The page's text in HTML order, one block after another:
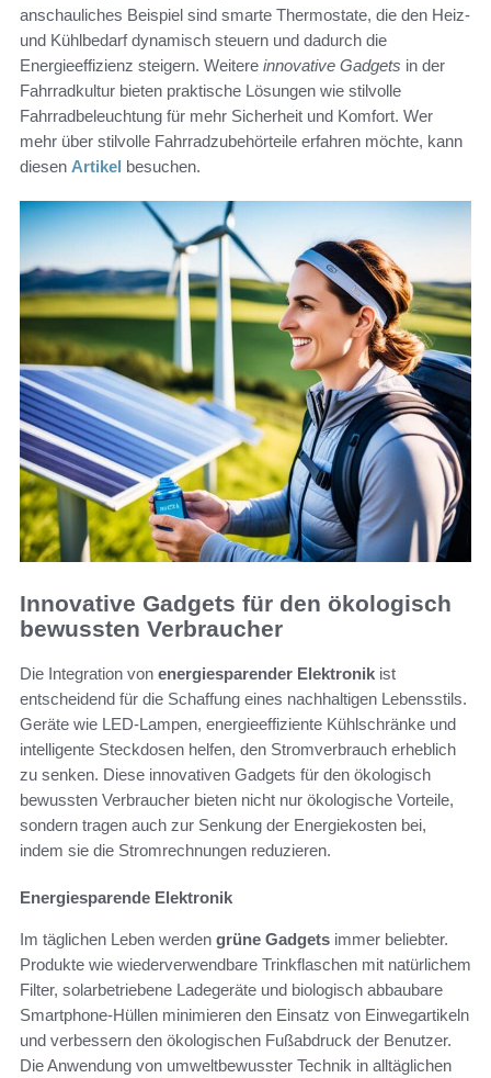
anschauliches Beispiel sind smarte Thermostate, die den Heiz-
und Kühlbedarf dynamisch steuern und dadurch die
Energieeffizienz steigern. Weitere innovative Gadgets in der
Fahrradkultur bieten praktische Lösungen wie stilvolle
Fahrradbeleuchtung für mehr Sicherheit und Komfort. Wer
mehr über stilvolle Fahrradzubehörteile erfahren möchte, kann
diesen Artikel besuchen.
Innovative Gadgets für den ökologisch
bewussten Verbraucher
Die Integration von energiesparender Elektronik ist
entscheidend für die Schaffung eines nachhaltigen Lebensstils.
Geräte wie LED-Lampen, energieeffiziente Kühlschränke und
intelligente Steckdosen helfen, den Stromverbrauch erheblich
zu senken. Diese innovativen Gadgets für den ökologisch
bewussten Verbraucher bieten nicht nur ökologische Vorteile,
sondern tragen auch zur Senkung der Energiekosten bei,
indem sie die Stromrechnungen reduzieren.
Energiesparende Elektronik
Im täglichen Leben werden grüne Gadgets immer beliebter.
Produkte wie wiederverwendbare Trinkflaschen mit natürlichem
Filter, solarbetriebene Ladegeräte und biologisch abbaubare
Smartphone-Hüllen minimieren den Einsatz von Einwegartikeln
und verbessern den ökologischen Fußabdruck der Benutzer.
Die Anwendung von umweltbewusster Technik in alltäglichen